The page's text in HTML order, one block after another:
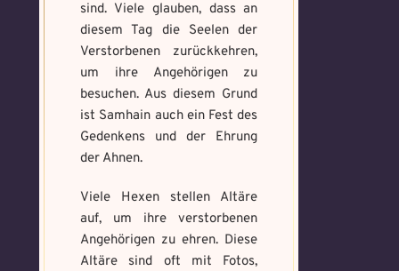
sind. Viele glauben, dass an
diesem Tag die Seelen der
Verstorbenen zurückkehren,
um ihre Angehörigen zu
besuchen. Aus diesem Grund
ist Samhain auch ein Fest des
Gedenkens und der Ehrung
der Ahnen.
Viele Hexen stellen Altäre
auf, um ihre verstorbenen
Angehörigen zu ehren. Diese
Altäre sind oft mit Fotos,
Wo gefunden? *
Wie bist du darauf
aufmerksam geworden
Schreibe eine Geschichte mit mind.
500 Zeichen.
Mandala und male es
aus um den Fluch zu
bannen.
Weitere Mandala findest du
hier:
https://mondaymandala.com/m/
Wo gefunden? *
Wie fängst du die Chaos
Magie ein? *
Bitte schreibe eine kleine Geschichte
Du hast einen Gegenstand gefunden!
nur mit, wenn du ihn wirklich benötigst.
Benutzername *
Welches Item und für welche
Aufgabe?
*